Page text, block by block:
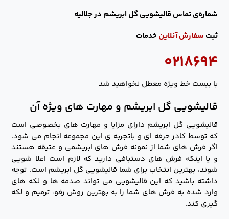
شماره‌ی تماس قالیشویی گل ابریشم در جلالیه
ثبت سفارش آنلاین خدمات
۰۲۱۸۶۹۴
با بیست خط ویژه معطل نخواهید شد
قالیشویی گل ابریشم و مهارت های ویژه آن
قالیشویی گل ابریشم دارای مزایا و مهارت های بخصوصی است
که توسط کادر حرفه ای و باتجربه ی این مجموعه انجام می شود.
اگر فرش های شما از نمونه فرش های ابریشمی و عتیقه هستند
و یا اینکه فرش های دستبافی دارید که لازم است اعلا شویی
شوند، بهترین انتخاب برای شما قالیشویی گل ابریشم است. توجه
داشته باشید که این قالیشویی می تواند صدمه ها و لکه های
وارد شده به فرش های شما را به بهترین روش رفو، ترمیم و لکه
گیری کند.